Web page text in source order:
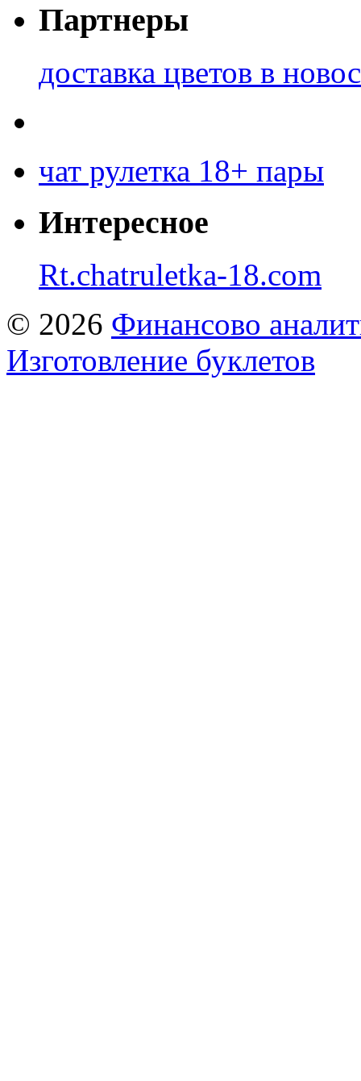
Партнеры
доставка цветов в
чат рулетка 18+ пары
Интересное
Rt.chatruletka-18.com
© 2026 Финансово
Изготовление буклетов